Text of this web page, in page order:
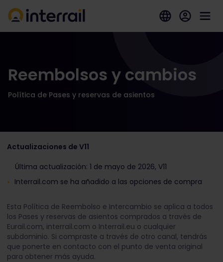
Reembolsos y cambios
Política de Pases y reservas de asientos
Actualizaciones de V11
Última actualización: 1 de mayo de 2026, V11
Interrail.com se ha añadido a las opciones de compra
Esta Política de Reembolso e Intercambio se aplica a todos
los Pases y reservas de asientos comprados a través de
Eurail.com, interrail.com o Interrail.eu o cualquier
subdominio. Si compraste a través de otro canal, tendrás
que ponerte en contacto con el punto de venta original
para obtener más ayuda.